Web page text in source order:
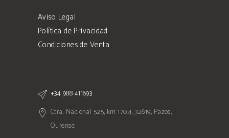
Aviso Legal
Política de Privacidad
Condiciones de Venta
+34 988 411693
Ctra. Nacional 525, km 170,4, 32619, Pazos,
Ourense